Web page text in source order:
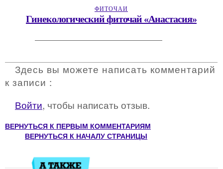
ФИТОЧАИ
Гинекологический фиточай «Анастасия»
Здесь вы можете написать комментарий
к записи :
Войти, чтобы написать отзыв.
ВЕРНУТЬСЯ К ПЕРВЫМ КОММЕНТАРИЯМ
ВЕРНУТЬСЯ К НАЧАЛУ СТРАНИЦЫ